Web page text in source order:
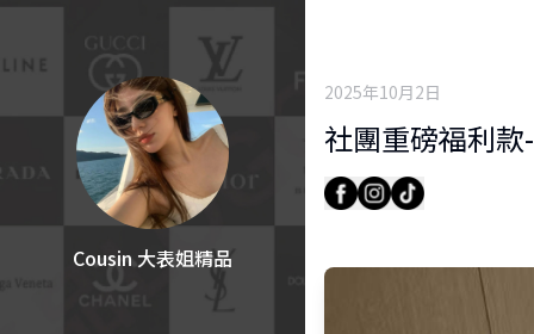
Cousin 大表姐精品
2025年10月2日
社團重磅福利